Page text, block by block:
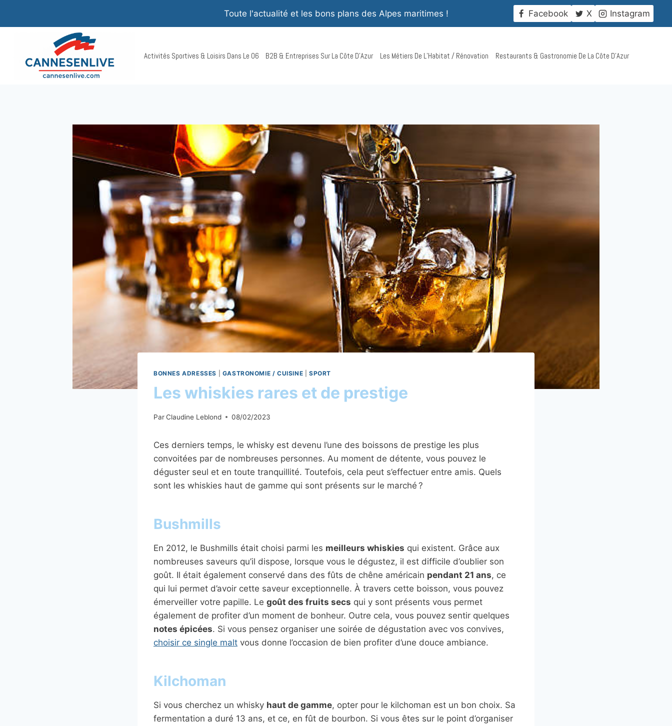
Toute l'actualité et les bons plans des Alpes maritimes ! Facebook X Instagram
Activités Sportives & Loisirs Dans Le 06 B2B & Entreprises Sur La Côte D’Azur Les Métiers De L’Habitat / Rénovation Restaurants & Gastronomie De La Côte D’Azur
BONNES ADRESSES GASTRONOMIE / CUISINE |SPORT
Les whiskies rares et de prestige
ParClaudine Leblond 08/02/2023
Ces derniers temps, le whisky est devenu l’une des boissons de prestige les plus
convoitées par de nombreuses personnes. Au moment de détente, vous pouvez le
déguster seul et en toute tranquillité. Toutefois, cela peut s’effectuer entre amis. Quels
sont les whiskies haut de gamme qui sont présents sur le marché ?
Bushmills
En 2012, le Bushmills était choisi parmi les meilleurs whiskies qui existent. Grâce aux
nombreuses saveurs qu’il dispose, lorsque vous le dégustez, il est difficile d’oublier son
goût. Il était également conservé dans des fûts de chêne américain pendant 21 ans, ce
qui lui permet d’avoir cette saveur exceptionnelle. À travers cette boisson, vous pouvez
émerveiller votre papille. Le goût des fruits secs qui y sont présents vous permet
également de profiter d’un moment de bonheur. Outre cela, vous pouvez sentir quelques
notes épicées. Si vous pensez organiser une soirée de dégustation avec vos convives,
choisir ce single malt vous donne l’occasion de bien profiter d’une douce ambiance.
Kilchoman
Si vous cherchez un whisky haut de gamme, opter pour le kilchoman est un bon choix. Sa
fermentation a duré 13 ans, et ce, en fût de bourbon. Si vous êtes sur le point d’organiser